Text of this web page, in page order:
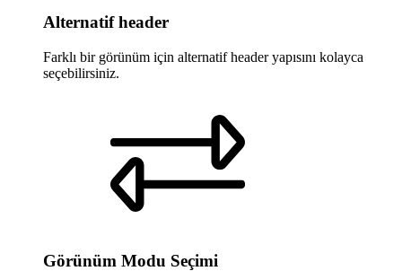
Alternatif header
Farklı bir görünüm için alternatif header yapısını kolayca
seçebilirsiniz.
Görünüm Modu Seçimi